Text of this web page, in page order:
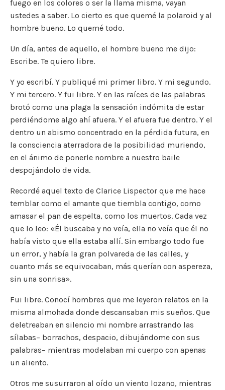
fuego en los colores o ser la llama misma, vayan
ustedes a saber. Lo cierto es que quemé la polaroid y al
hombre bueno. Lo quemé todo.
Un día, antes de aquello, el hombre bueno me dijo:
Escribe. Te quiero libre.
Y yo escribí. Y publiqué mi primer libro. Y mi segundo.
Y mi tercero. Y fui libre. Y en las raíces de las palabras
brotó como una plaga la sensación indómita de estar
perdiéndome algo ahí afuera. Y el afuera fue dentro. Y el
dentro un abismo concentrado en la pérdida futura, en
la consciencia aterradora de la posibilidad muriendo,
en el ánimo de ponerle nombre a nuestro baile
despojándolo de vida.
Recordé aquel texto de Clarice Lispector que me hace
temblar como el amante que tiembla contigo, como
amasar el pan de espelta, como los muertos. Cada vez
que lo leo: «Él buscaba y no veía, ella no veía que él no
había visto que ella estaba allí. Sin embargo todo fue
un error, y había la gran polvareda de las calles, y
cuanto más se equivocaban, más querían con aspereza,
sin una sonrisa».
Fui libre. Conocí hombres que me leyeron relatos en la
misma almohada donde descansaban mis sueños. Que
deletreaban en silencio mi nombre arrastrando las
sílabas– borrachos, despacio, dibujándome con sus
palabras– mientras modelaban mi cuerpo con apenas
un aliento.
Otros me susurraron al oído un viento lozano, mientras